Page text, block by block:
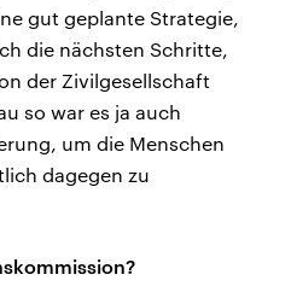
gut geplante Strategie,
die nächsten Schritte,
der Zivilgesellschaft
so war es ja auch
um die Menschen
dagegen zu